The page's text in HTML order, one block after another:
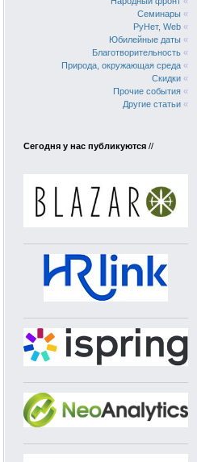
Семинары «
РуНет, Web «
Юбилейные даты «
Благотворительность «
Природа, окружающая среда «
Скидки «
Прочие события «
Другие статьи «
Сегодня у нас публикуются //